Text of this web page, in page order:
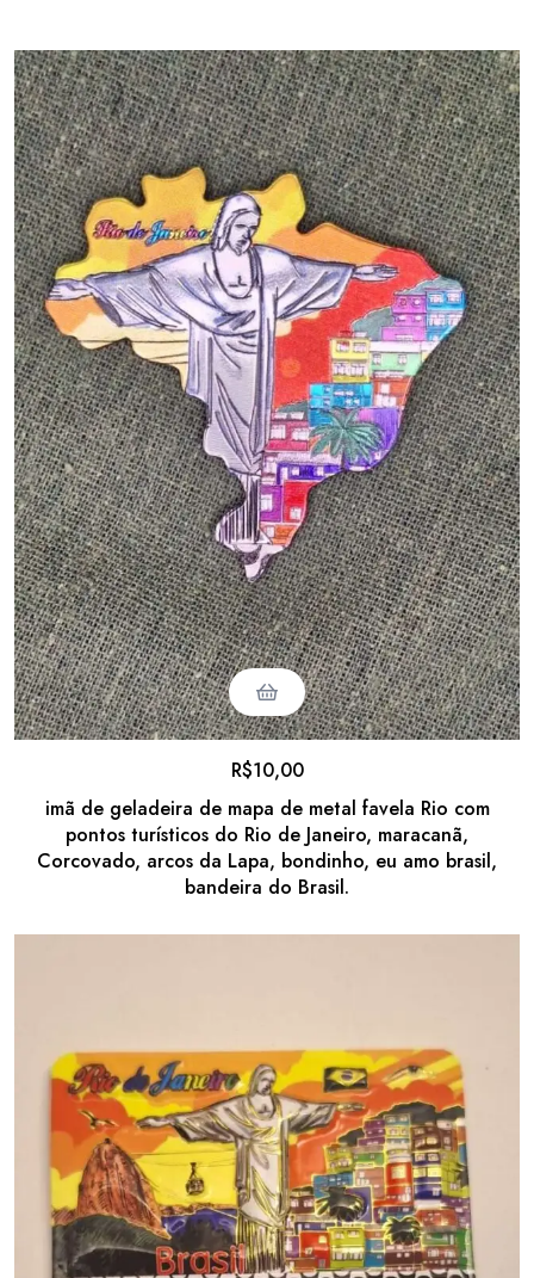
imã de geladeira de mapa de metal favela Rio com
pontos turísticos do Rio de Janeiro, maracanã,
Corcovado, arcos da Lapa, bondinho, eu amo brasil,
bandeira do Brasil.
R$10,00